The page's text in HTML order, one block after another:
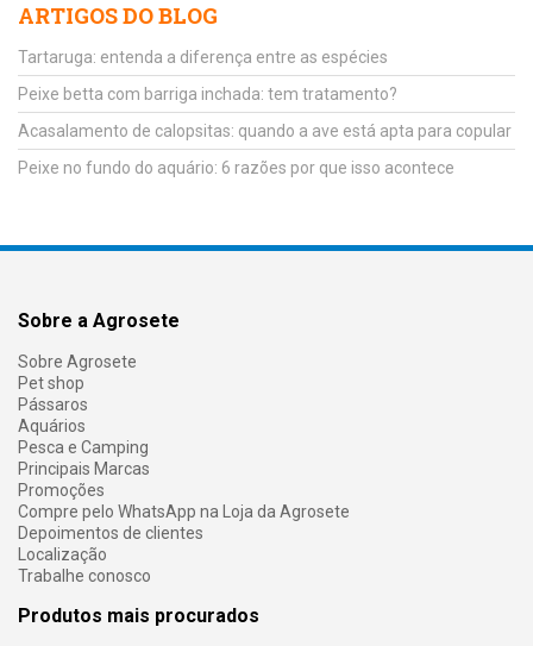
ARTIGOS DO BLOG
Tartaruga: entenda a diferença entre as espécies
Peixe betta com barriga inchada: tem tratamento?
Acasalamento de calopsitas: quando a ave está apta para copular
Peixe no fundo do aquário: 6 razões por que isso acontece
Sobre a Agrosete
Sobre Agrosete
Pet shop
Pássaros
Aquários
Pesca e Camping
Principais Marcas
Promoções
Compre pelo WhatsApp na Loja da Agrosete
Depoimentos de clientes
Localização
Trabalhe conosco
Produtos mais procurados